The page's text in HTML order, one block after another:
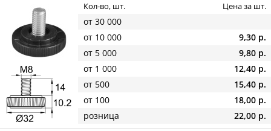
Кол-во, шт. Цена за шт.
от 30 000
от 10 000
9,30 р.
от 5 000
9,80 р.
от 1 000
12,40 р.
от 500
15,40 р.
от 100
18,00 р.
розница
22,00 р.